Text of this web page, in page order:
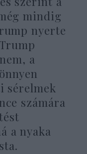
mindig
nyerte
a
sérelmek
számára
a nyaka